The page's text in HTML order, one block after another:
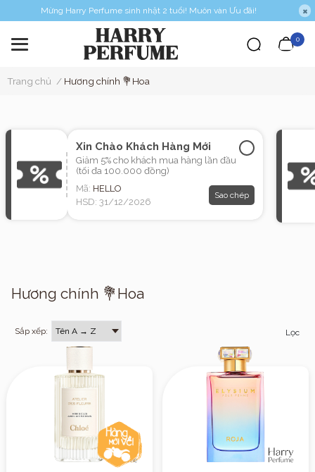
Mừng Harry Perfume sinh nhật 2 tuổi! Muôn vàn Ưu đãi!
0
Trang chủ / Hương chính 💐Hoa
Xin Chào Khách Hàng Mới
Giảm 5% cho khách mua hàng lần đầu
(tối đa 100.000 đồng)
Mã: HELLO
HSD: 31/12/2026
Sao chép
Hương chính 💐Hoa
Sắp xếp: Lọc